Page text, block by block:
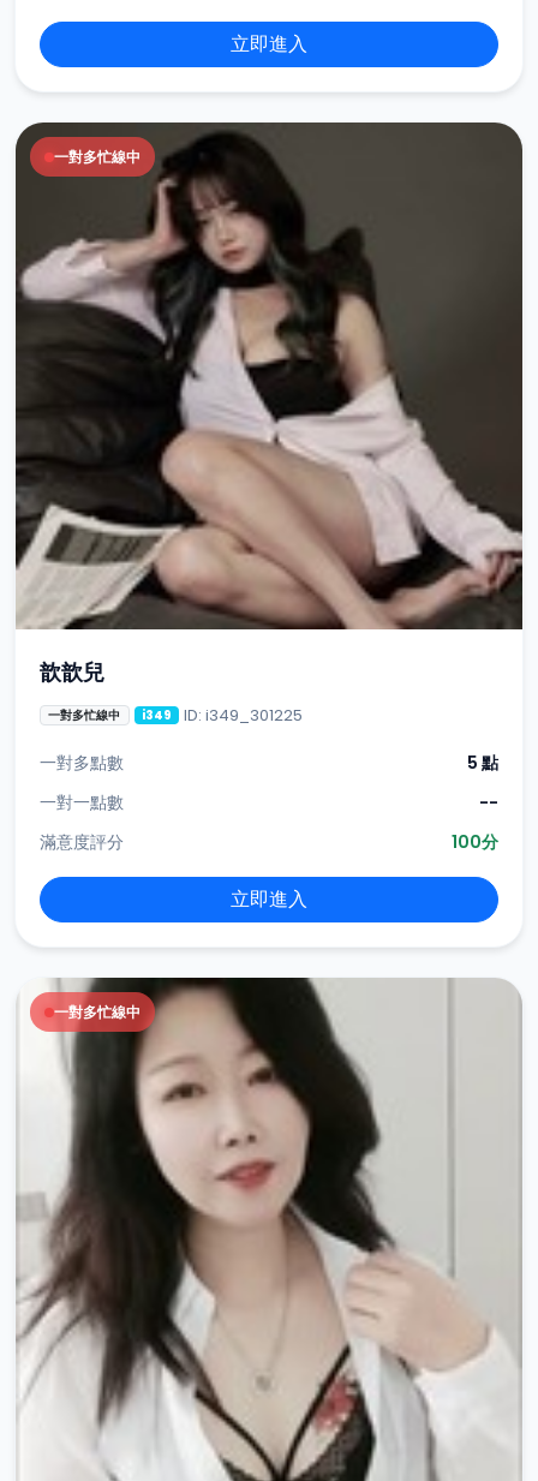
立即進入
一對多忙線中
歆歆兒
一對多忙線中 i349 ID: i349_301225
一對多點數
5 點
一對一點數
--
滿意度評分
100分
立即進入
一對多忙線中